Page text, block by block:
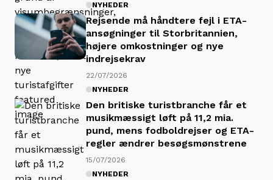
NYHEDER
Rejsende må håndtere fejl i ETA-
ansøgninger til Storbritannien,
højere omkostninger og nye
indrejsekrav
22/07/2026
NYHEDER
Den britiske turistbranche får et
musikmæssigt løft på 11,2 mia.
pund, mens fodboldrejser og ETA-
regler ændrer besøgsmønstrene
15/07/2026
NYHEDER